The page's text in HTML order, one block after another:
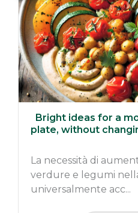
Bright ideas for a
plate, without
La necessità di
verdure e legumi
universalmente acc...